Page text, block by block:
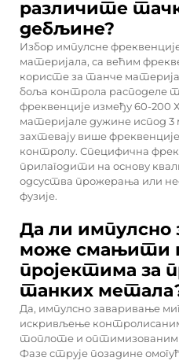
различите
дебљине?
Избор импулсне
материјала, са већим
користе за танче
боља контрола расподеле
фреквенције између 60-200
материјале дужине испод
захтевају више
контролу. Специфична
прилагодити на основу
одсуства прожерања или
фузије.
Да ли импулсно
може смањити
пројектима за
танких
Да, импулсно заваривање
искривљење
топлоте и
Фазе струје позадине